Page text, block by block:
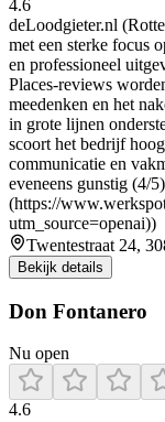
4.6
deLoodgieter.nl
met een sterke focus
en professioneel
Places-reviews
meedenken en het
in grote lijnen
scoort het bedrijf
communicatie en
eveneens gunstig (4/
(https://
utm_source=openai))
Twentestraat 24,
Bekijk details
Don Fontanero
Nu open
4.6